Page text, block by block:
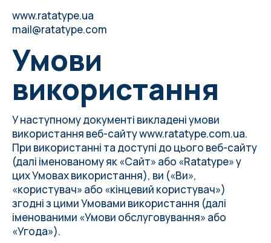
www.ratatype.ua
mail@ratatype.com
Умови
використання
У наступному документі викладені умови
використання веб-сайту www.ratatype.com.ua.
При використанні та доступі до цього веб-сайту
(далі іменованому як «Сайт» або «Ratatype» у
цих Умовах використання), ви («Ви»,
«користувач» або «кінцевий користувач»)
згодні з цими Умовами використання (далі
іменованими «Умови обслуговування» або
«Угода»).